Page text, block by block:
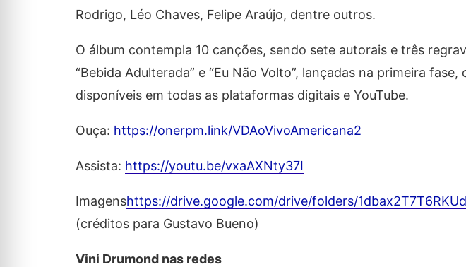
Rodrigo, Léo Chaves, Felipe Araújo, dentre outros.
O álbum contempla 10 canções, sendo sete autorais e três
“Bebida Adulterada” e “Eu Não Volto”, lançadas na primeira
disponíveis em todas as plataformas digitais e YouTube.
Ouça: https://onerpm.link/VDAoVivoAmericana2
Assista: https://youtu.be/vxaAXNty37I
Imagenshttps://drive.google.com/drive/folders/
(créditos para Gustavo Bueno)
Vini Drumond nas redes